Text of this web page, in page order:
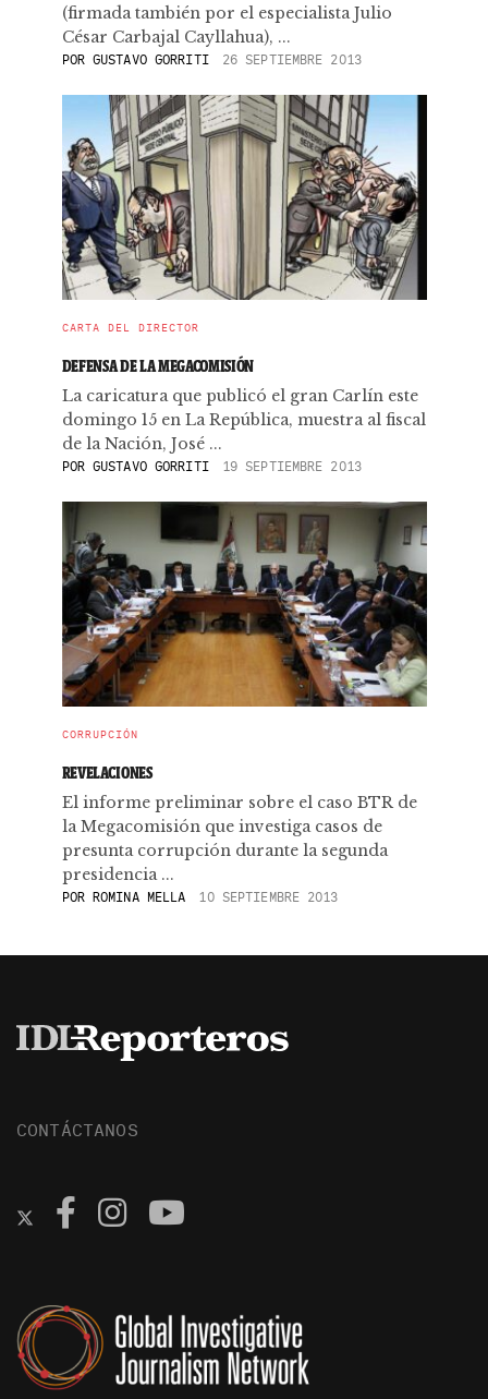
(firmada también por el especialista Julio
César Carbajal Cayllahua), ...
POR GUSTAVO GORRITI 26 SEPTIEMBRE 2013
CARTA DEL DIRECTOR
DEFENSA DE LA MEGACOMISIÓN
La caricatura que publicó el gran Carlín este
domingo 15 en La República, muestra al fiscal
de la Nación, José ...
POR GUSTAVO GORRITI 19 SEPTIEMBRE 2013
CORRUPCIÓN
REVELACIONES
El informe preliminar sobre el caso BTR de
la Megacomisión que investiga casos de
presunta corrupción durante la segunda
presidencia ...
POR ROMINA MELLA 10 SEPTIEMBRE 2013
CONTÁCTANOS